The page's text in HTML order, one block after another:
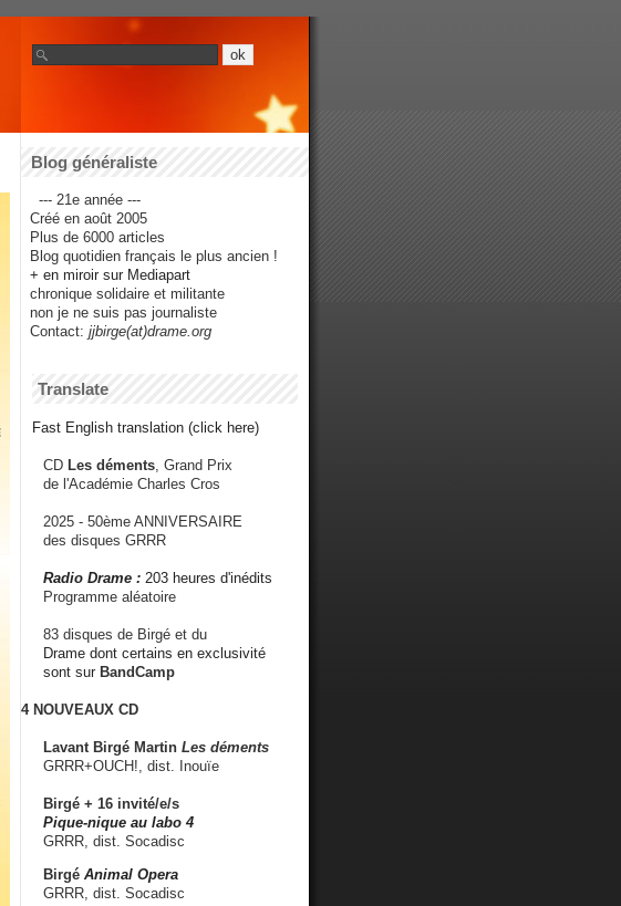
Blog généraliste
--- 21e année ---
Créé en août 2005
Plus de 6000 articles
Blog quotidien français le plus ancien !
+ en miroir sur Mediapart
chronique solidaire et militante
non je ne suis pas journaliste
Contact: jjbirge(at)drame.org
Translate
Fast English translation (click here)
CD Les déments , Grand Prix
de l'Académie Charles Cros
2025 - 50ème ANNIVERSAIRE
des disques GRRR
Radio Drame : 203 heures d'inédits
Programme aléatoire
83 disques de Birgé et du
Drame dont certains en exclusivité
sont sur BandCamp
4 NOUVEAUX CD
Lavant Birgé Martin Les déments
GRRR+OUCH!, dist. Inouïe
Birgé + 16 invité/e/s
Pique-nique au labo 4
GRRR, dist. Socadisc
Birgé Animal Opera
GRRR, dist. Socadisc